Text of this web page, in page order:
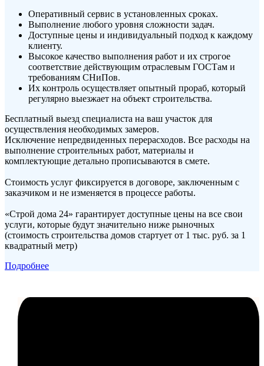
Оперативный сервис в установленных сроках.
Выполнение любого уровня сложности задач.
Доступные цены и индивидуальный подход к каждому
клиенту.
Высокое качество выполнения работ и их строгое
соответствие действующим отраслевым ГОСТам и
требованиям СНиПов.
Их контроль осуществляет опытный прораб, который
регулярно выезжает на объект строительства.
Бесплатный выезд специалиста на ваш участок для
осуществления необходимых замеров.
Исключение непредвиденных перерасходов. Все расходы на
выполнение строительных работ, материалы и
комплектующие детально прописываются в смете.
Стоимость услуг фиксируется в договоре, заключенным с
заказчиком и не изменяется в процессе работы.
«Строй дома 24» гарантирует доступные цены на все свои
услуги, которые будут значительно ниже рыночных
(стоимость строительства домов стартует от 1 тыс. руб. за 1
квадратный метр)
Подробнее